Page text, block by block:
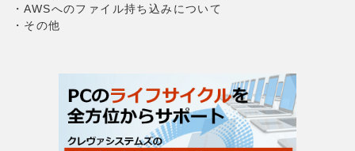
・AWSへのファイル持ち込みについて
・その他